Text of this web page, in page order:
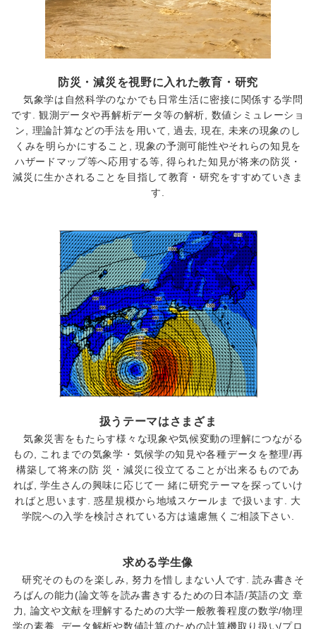
防災・減災を視野に入れた教育・研究
気象学は自然科学のなかでも日常生活に密接に関係する学問
です. 観測データや再解析データ等の解析, 数値シミュレーショ
ン, 理論計算などの手法を用いて, 過去, 現在, 未来の現象のし
くみを明らかにすること, 現象の予測可能性やそれらの知見を
ハザードマップ等へ応用する等, 得られた知見が将来の防災・
減災に生かされることを目指して教育・研究をすすめていきま
す.
扱うテーマはさまざま
気象災害をもたらす様々な現象や気候変動の理解につながる
もの, これまでの気象学・気候学の知見や各種データを整理/再
構築して将来の防 災・減災に役立てることが出来るものであ
れば, 学生さんの興味に応じて一 緒に研究テーマを探っていけ
ればと思います. 惑星規模から地域スケールま で扱います. 大
学院への入学を検討されている方は遠慮無くご相談下さい.
求める学生像
研究そのものを楽しみ, 努力を惜しまない人です. 読み書きそ
ろばんの能力(論文等を読み書きするための日本語/英語の文 章
力, 論文や文献を理解するための大学一般教養程度の数学/物理
学の素養, データ解析や数値計算のための計算機取り扱い/プロ